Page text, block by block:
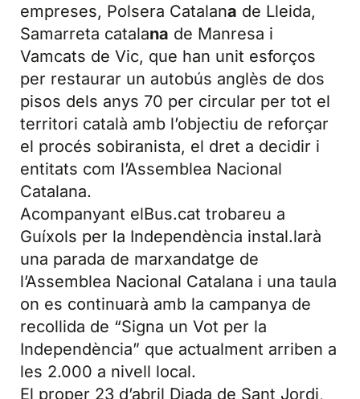
empreses, Polsera Catalana de Lleida,
Samarreta catalana de Manresa i
Vamcats de Vic, que han unit esforços
per restaurar un autobús anglès de dos
pisos dels anys 70 per circular per tot el
territori català amb l’objectiu de reforçar
el procés sobiranista, el dret a decidir i
entitats com l’Assemblea Nacional
Catalana.
Acompanyant elBus.cat trobareu a
Guíxols per la Independència instal.larà
una parada de marxandatge de
l’Assemblea Nacional Catalana i una taula
on es continuarà amb la campanya de
recollida de “Signa un Vot per la
Independència” que actualment arriben a
les 2.000 a nivell local.
El proper 23 d’abril Diada de Sant Jordi,